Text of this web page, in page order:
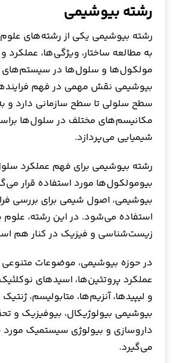
رشته بیوشیمی
رشته بیوشیمی یکی از رشته‌های
به مطالعه ساختار، ویژگی‌ها، عملکرد
مولکول‌ها و سلول‌ها در سیستم‌های
بیوشیمی نقش مهمی در فهم
سطح سلولی تا سطح سازمانی دارد و
مکانیسم‌های مختلف در سلول‌ها
شیمیایی می‌پردازد.
رشته بیوشیمی برای فهم عملکرد
بیومولکول‌ها مورد استفاده قرار
بیوشیمی، اصول شیمی برای بررسی
استفاده می‌شود. در این رشته، علوم
زیست‌شناسی و فیزیک در کنار هم
در حوزه بیوشیمی، موضوعات متنوعی
عملکرد پروتئین‌ها، اسیدهای
و لیپیدها، آنزیم‌ها، متابولیسم،
بیوشیمی بیولوژیکال، بیوفیزیک و
داروسازی و بیولوژی سیستمیک مورد
می‌گیرد.